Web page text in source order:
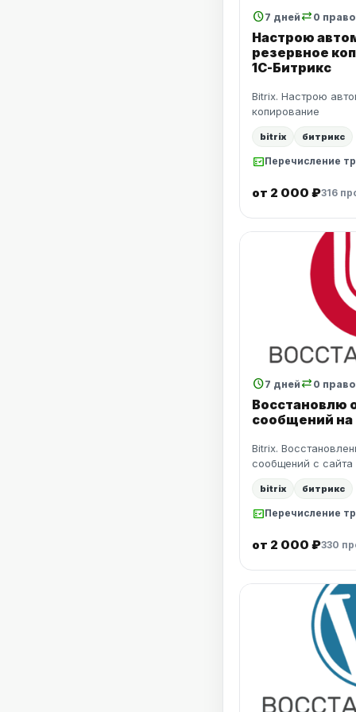
schedule7 дней sync_alt 0
Настрою
резервное
1С-Битрикс
Bitrix. Настрою
копирование
bitrix битрикс
fact_checkПеречисление
от 2 000 ₽316
schedule7 дней sync_alt 0
Восстановлю
сообщений на
Bitrix.
сообщений с сайта
bitrix битрикс
fact_checkПеречисление
от 2 000 ₽330